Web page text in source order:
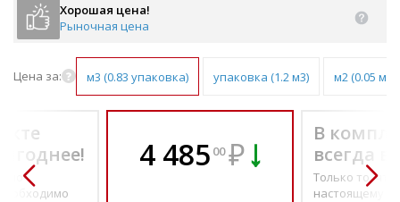
Хорошая цена!
Рыночная цена
Цена за: м3 (0.83 упаковка) упаковка (1.2 м3) м2 (0.05 м3)
по-
4 485 00 ₽
В
всегда
Только то, что
настоящему